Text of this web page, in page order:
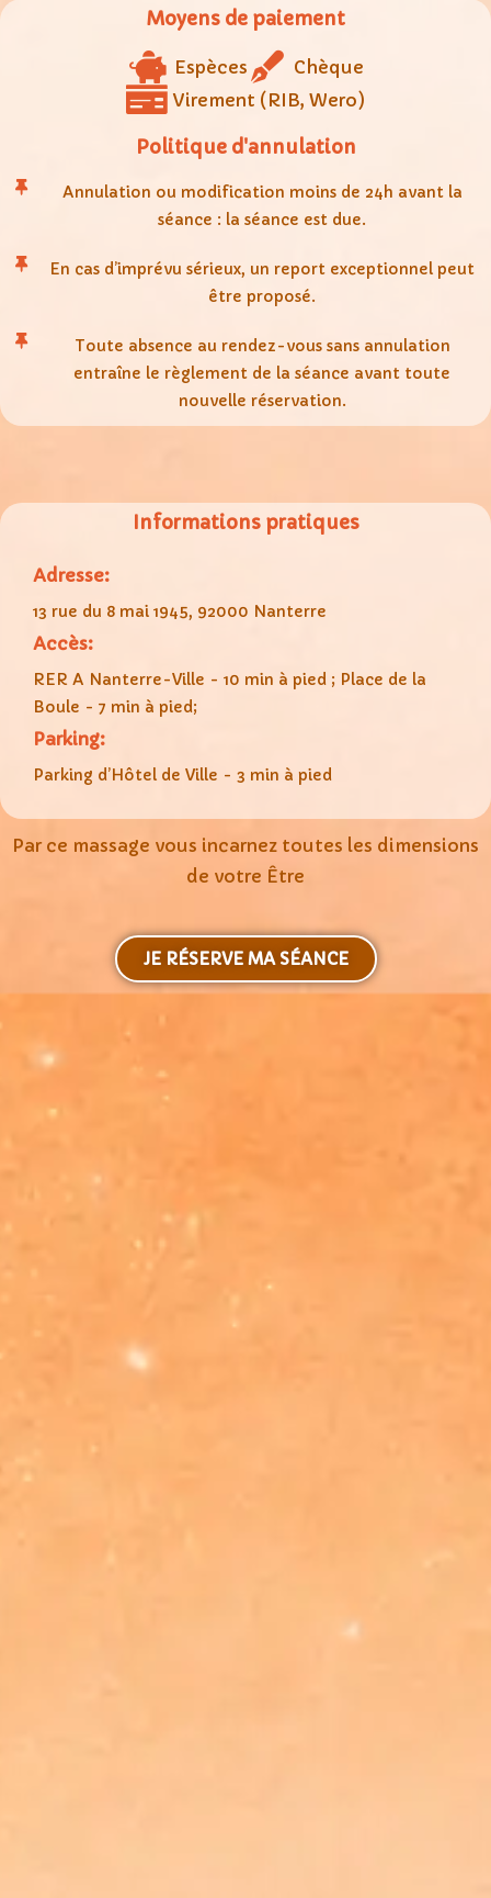
Moyens de paiement
Espèces
Chèque
Virement (RIB, Wero)
Politique d'annulation
Annulation ou modification moins de 24h avant la
séance : la séance est due.
En cas d’imprévu sérieux, un report exceptionnel peut
être proposé.
Toute absence au rendez-vous sans annulation
entraîne le règlement de la séance avant toute
nouvelle réservation.
Informations pratiques
Adresse:
13 rue du 8 mai 1945, 92000 Nanterre
Accès:
RER A Nanterre-Ville - 10 min à pied ; Place de la
Boule - 7 min à pied;
Parking:
Parking d’Hôtel de Ville - 3 min à pied
Par ce massage vous incarnez toutes les dimensions
de votre Être
JE RÉSERVE MA SÉANCE